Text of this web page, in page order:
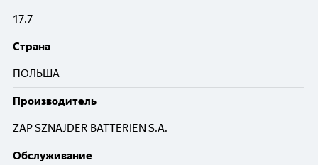
17.7
Cтрана
ПОЛЬША
Производитель
ZAP SZNAJDER BATTERIEN S.A.
Обслуживание